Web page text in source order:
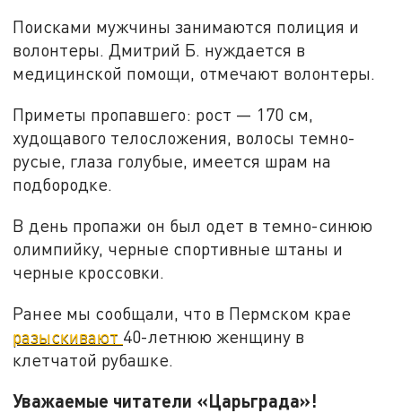
Поисками мужчины занимаются полиция и
волонтеры. Дмитрий Б. нуждается в
медицинской помощи, отмечают волонтеры.
Приметы пропавшего: рост — 170 см,
худощавого телосложения, волосы темно-
русые, глаза голубые, имеется шрам на
подбородке.
В день пропажи он был одет в темно-синюю
олимпийку, черные спортивные штаны и
черные кроссовки.
Ранее мы сообщали, что в Пермском крае
разыскивают 40-летнюю женщину в
клетчатой рубашке.
Уважаемые читатели «Царьграда»!